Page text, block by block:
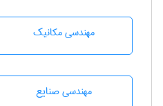
مهندسی مکانیک
مهندسی صنايع